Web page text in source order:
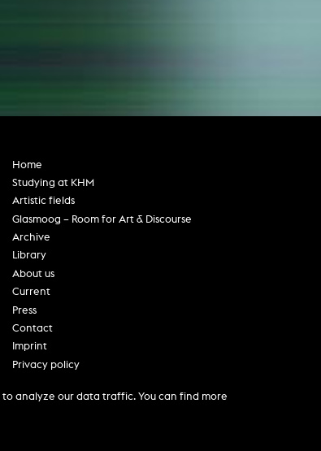
Home
Studying at KHM
Artistic fields
Glasmoog – Room for Art & Discourse
Archive
Library
About us
Current
Press
Contact
Imprint
Privacy policy
analyze our data traffic. You can find more